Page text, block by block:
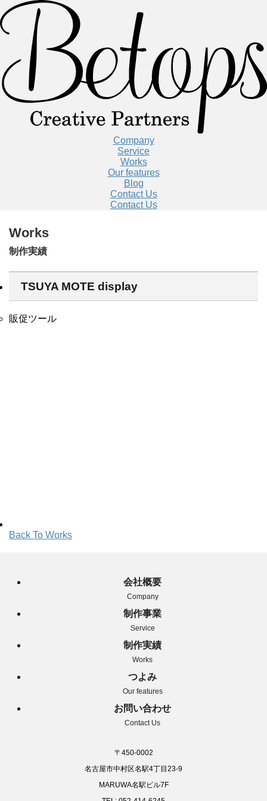
Company
Service
Works
Our features
Blog
Contact Us
Contact Us
Works
制作実績
TSUYA MOTE display
販促ツール
Back To Works
会社概要
Company
制作事業
Service
制作実績
Works
つよみ
Our features
お問い合わせ
Contact Us
〒450-0002
名古屋市中村区名駅4丁目23-9
MARUWA名駅ビル7F